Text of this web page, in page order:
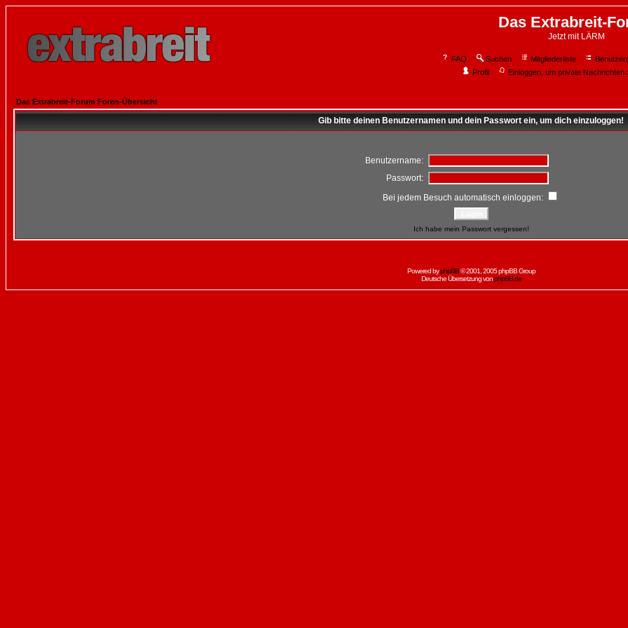
Das Extrabreit-
Jetzt mit LÄRM
FAQ Suchen Mitgliederliste
Profil
Einloggen, um private Nachrichten
Das Extrabreit-Forum Foren-Übersicht
Gib bitte deinen Benutzernamen und dein Passwort ein, um dich einzuloggen!
Benutzername:
Passwort:
Bei jedem Besuch automatisch einloggen:
Ich habe mein Passwort vergessen!
Powered byphpBB© 2001, 2005 phpBB Group
Deutsche Übersetzung vonphpBB.de